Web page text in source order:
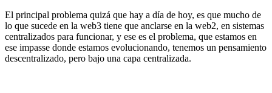
El principal problema quizá que hay a día de hoy, es que mucho de
lo que sucede en la web3 tiene que anclarse en la web2, en sistemas
centralizados para funcionar, y ese es el problema, que estamos en
ese impasse donde estamos evolucionando, tenemos un pensamiento
descentralizado, pero bajo una capa centralizada.